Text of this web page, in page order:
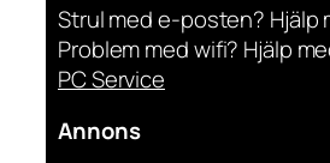
Strul med e-posten? Hjälp
Problem med wifi? Hjälp
PC Service
Annons